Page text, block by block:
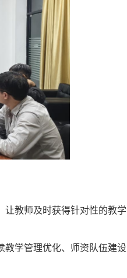
让教师及时获得针对性的教学
教学管理优化、师资队伍建设